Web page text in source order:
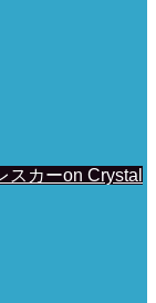
スカーon Crystal